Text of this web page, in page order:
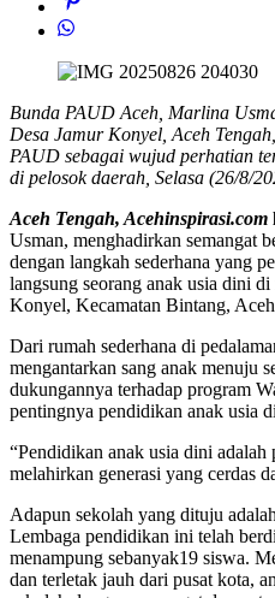
Bunda PAUD Aceh, Marlina
Desa Jamur Konyel, Aceh
PAUD sebagai wujud perhatian
di pelosok daerah, Selasa (26/8/
Aceh Tengah, Acehinspirasi.com
Usman, menghadirkan semangat
dengan langkah sederhana yang
langsung seorang anak usia dini
Konyel, Kecamatan Bintang,
Dari rumah sederhana di
mengantarkan sang anak menuju
dukungannya terhadap program
pentingnya pendidikan anak usia
“Pendidikan anak usia dini adalah
melahirkan generasi yang cerdas
Adapun sekolah yang dituju
Lembaga pendidikan ini telah
menampung sebanyak19 siswa.
dan terletak jauh dari pusat kota,